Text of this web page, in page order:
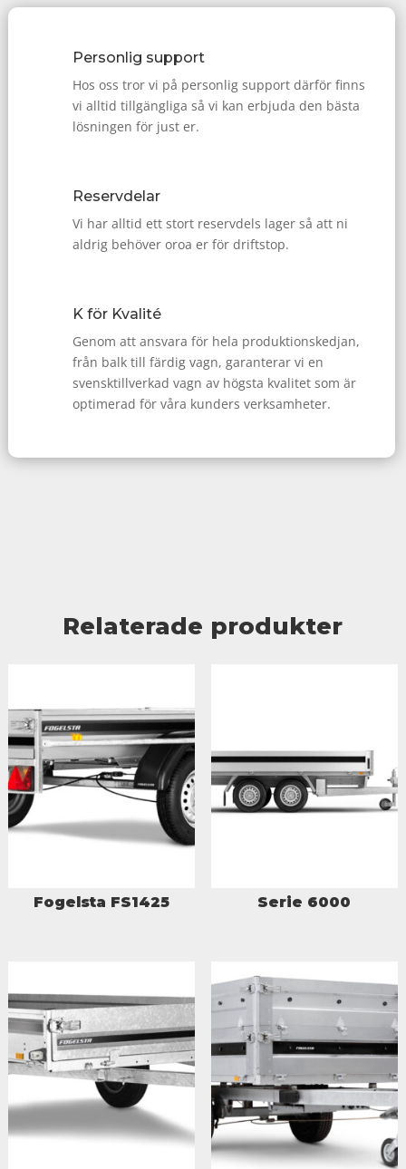
Personlig support
Hos oss tror vi på personlig support därför finns
vi alltid tillgängliga så vi kan erbjuda den bästa
lösningen för just er.
Reservdelar
Vi har alltid ett stort reservdels lager så att ni
aldrig behöver oroa er för driftstop.
K för Kvalité
Genom att ansvara för hela produktionskedjan,
från balk till färdig vagn, garanterar vi en
svensktillverkad vagn av högsta kvalitet som är
optimerad för våra kunders verksamheter.
Relaterade produkter
Fogelsta FS1425 Serie 6000